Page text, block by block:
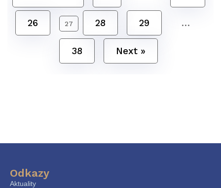
26 27 28 29 …
38 Next »
Odkazy
Aktuality